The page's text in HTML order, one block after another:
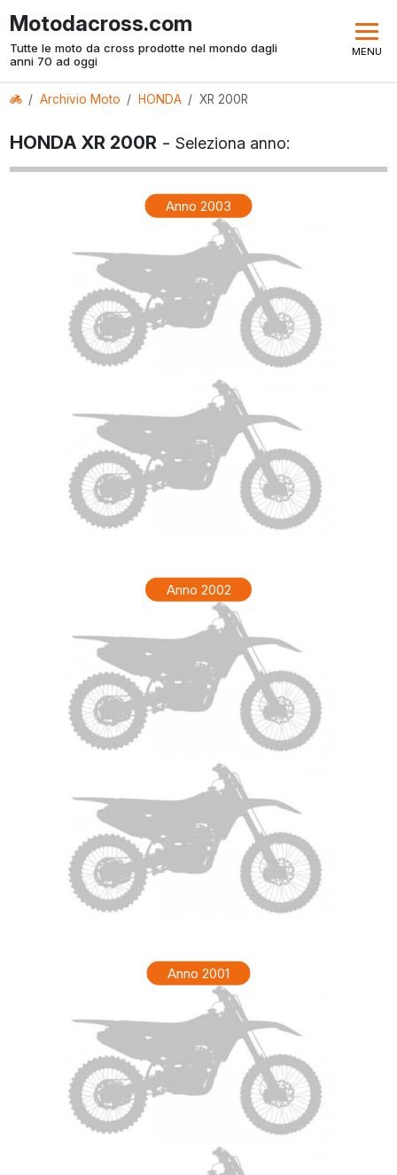
Motodacross.com
Tutte le moto da cross prodotte nel mondo dagli
anni 70 ad oggi
MENU
Archivio Moto HONDA XR 200R
HONDA XR 200R -Seleziona anno:
Anno 2003
Anno 2002
Anno 2001